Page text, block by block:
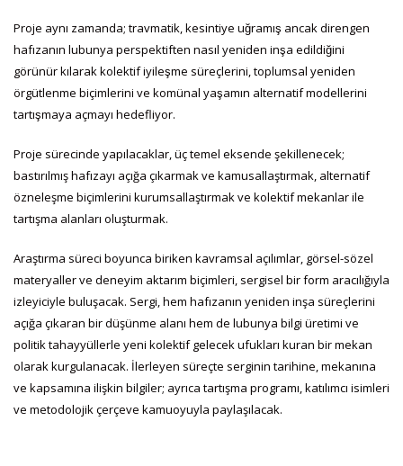
Proje aynı zamanda; travmatik, kesintiye uğramış ancak direngen
hafızanın lubunya perspektiften nasıl yeniden inşa edildiğini
görünür kılarak kolektif iyileşme süreçlerini, toplumsal yeniden
örgütlenme biçimlerini ve komünal yaşamın alternatif modellerini
tartışmaya açmayı hedefliyor.
Proje sürecinde yapılacaklar, üç temel eksende şekillenecek;
bastırılmış hafızayı açığa çıkarmak ve kamusallaştırmak, alternatif
özneleşme biçimlerini kurumsallaştırmak ve kolektif mekanlar ile
tartışma alanları oluşturmak.
Araştırma süreci boyunca biriken kavramsal açılımlar, görsel-sözel
materyaller ve deneyim aktarım biçimleri, sergisel bir form aracılığıyla
izleyiciyle buluşacak. Sergi, hem hafızanın yeniden inşa süreçlerini
açığa çıkaran bir düşünme alanı hem de lubunya bilgi üretimi ve
politik tahayyüllerle yeni kolektif gelecek ufukları kuran bir mekan
olarak kurgulanacak. İlerleyen süreçte serginin tarihine, mekanına
ve kapsamına ilişkin bilgiler; ayrıca tartışma programı, katılımcı isimleri
ve metodolojik çerçeve kamuoyuyla paylaşılacak.